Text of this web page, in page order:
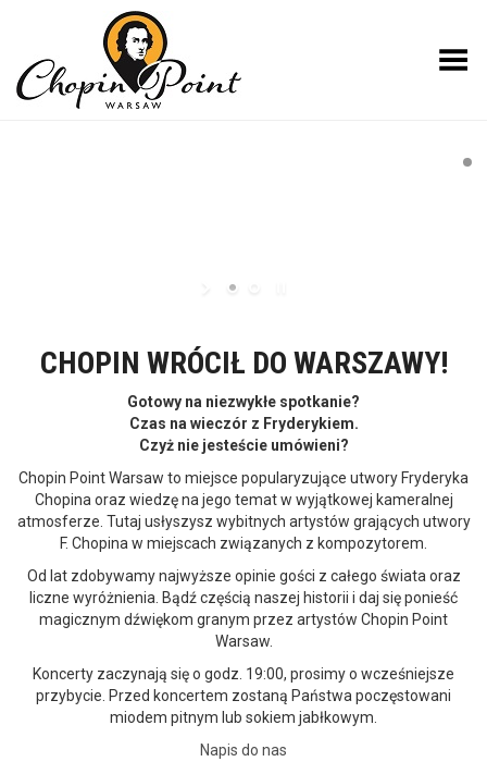
Toggle Menu
CHOPIN WRÓCIŁ DO WARSZAWY!
Gotowy na niezwykłe spotkanie?
Czas na wieczór z Fryderykiem.
Czyż nie jesteście umówieni?
Chopin Point Warsaw to miejsce popularyzujące utwory Fryderyka
Chopina oraz wiedzę na jego temat w wyjątkowej kameralnej
atmosferze. Tutaj usłyszysz wybitnych artystów grających utwory
F. Chopina w miejscach związanych z kompozytorem.
Od lat zdobywamy najwyższe opinie gości z całego świata oraz
liczne wyróżnienia. Bądź częścią naszej historii i daj się ponieść
magicznym dźwiękom granym przez artystów Chopin Point
Warsaw.
Koncerty zaczynają się o godz. 19:00, prosimy o wcześniejsze
przybycie. Przed koncertem zostaną Państwa poczęstowani
miodem pitnym lub sokiem jabłkowym.
Napis do nas